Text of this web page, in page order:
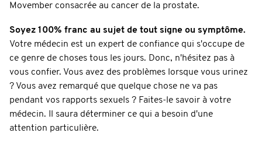
Movember consacrée au cancer de la prostate.
Soyez 100% franc au sujet de tout signe ou symptôme.
Votre médecin est un expert de confiance qui s'occupe de
ce genre de choses tous les jours. Donc, n'hésitez pas à
vous confier. Vous avez des problèmes lorsque vous urinez
? Vous avez remarqué que quelque chose ne va pas
pendant vos rapports sexuels ? Faites-le savoir à votre
médecin. Il saura déterminer ce qui a besoin d'une
attention particulière.